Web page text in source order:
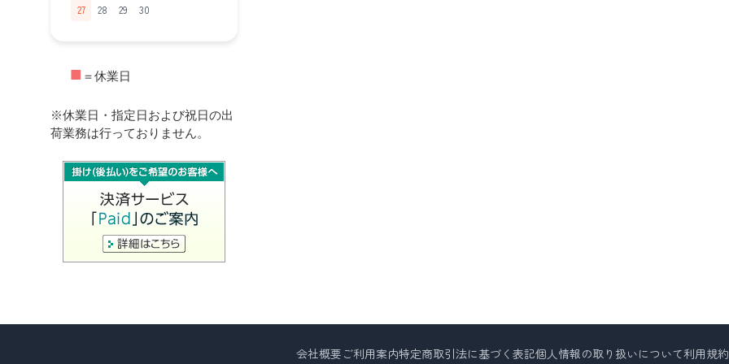
27
28 29 30
■ ＝休業日
※休業日・指定日および祝日の出
荷業務は行っておりません。
会社概要 ご利用案内特定商取引法に基づく表記個人情報の取り扱いについて利用規約